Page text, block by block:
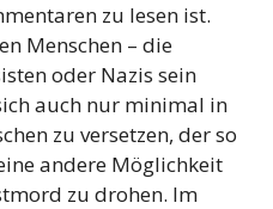
zu lesen ist.
Menschen – die
oder Nazis sein
auch nur minimal in
zu versetzen, der so
andere Möglichkeit
zu drohen. Im